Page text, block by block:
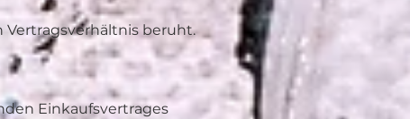
beruht.
Einkaufsvertrages